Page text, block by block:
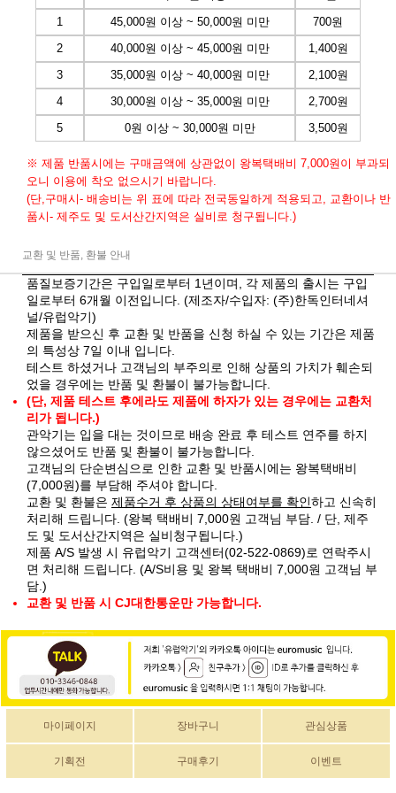
1
45,000원 이상 ~ 50,000원 미만
700원
2
40,000원 이상 ~ 45,000원 미만
1,400원
3
35,000원 이상 ~ 40,000원 미만
2,100원
4
30,000원 이상 ~ 35,000원 미만
2,700원
5
0원 이상 ~ 30,000원 미만 3,500원
※ 제품 반품시에는 구매금액에 상관없이 왕복택배비 7,000원이 부과되
오니 이용에 착오 없으시기 바랍니다.
(단,구매시- 배송비는 위 표에 따라 전국동일하게 적용되고, 교환이나 반
품시- 제주도 및 도서산간지역은 실비로 청구됩니다.)
교환 및 반품, 환불 안내
품질보증기간은 구입일로부터 1년이며, 각 제품의 출시는 구입
일로부터 6개월 이전입니다. (제조자/수입자: (주)한독인터네셔
널/유럽악기)
제품을 받으신 후 교환 및 반품을 신청 하실 수 있는 기간은 제품
의 특성상 7일 이내 입니다.
테스트 하셨거나 고객님의 부주의로 인해 상품의 가치가 훼손되
었을 경우에는 반품 및 환불이 불가능합니다.
(단, 제품 테스트 후에라도 제품에 하자가 있는 경우에는 교환처
리가 됩니다.)
관악기는 입을 대는 것이므로 배송 완료 후 테스트 연주를 하지
않으셨어도 반품 및 환불이 불가능합니다.
고객님의 단순변심으로 인한 교환 및 반품시에는 왕복택배비
(7,000원)를 부담해 주셔야 합니다.
교환 및 환불은 제품수거 후 상품의 상태여부를 확인하고 신속히
처리해 드립니다. (왕복 택배비 7,000원 고객님 부담. / 단, 제주
도 및 도서산간지역은 실비청구됩니다.)
제품 A/S 발생 시 유럽악기 고객센터(02-522-0869)로 연락주시
면 처리해 드립니다. (A/S비용 및 왕복 택배비 7,000원 고객님 부
담.)
교환 및 반품 시 CJ대한통운만 가능합니다.
마이페이지 장바구니 관심상품
기획전 구매후기 이벤트